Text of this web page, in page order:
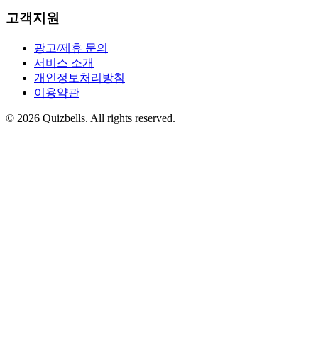
고객지원
광고/제휴 문의
서비스 소개
개인정보처리방침
이용약관
© 2026 Quizbells. All rights reserved.